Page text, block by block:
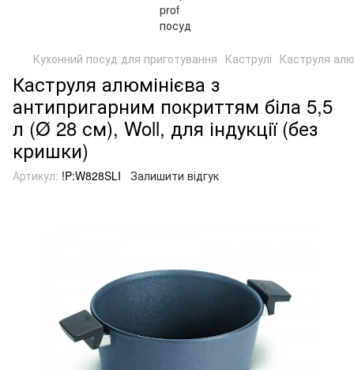
Кухонний посуд для приготування Каструлі Каструля
Каструля алюмінієва з
антипригарним покриттям біла 5,5
л (Ø 28 см), Woll, для індукції (без
кришки)
Артикул: !P:W828SLI Залишити відгук